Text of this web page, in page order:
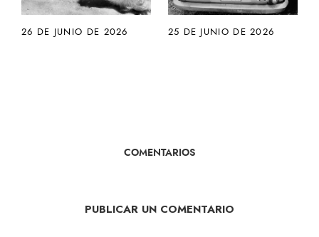
26 DE JUNIO DE 2026 25 DE JUNIO DE 2026
COMENTARIOS
PUBLICAR UN COMENTARIO